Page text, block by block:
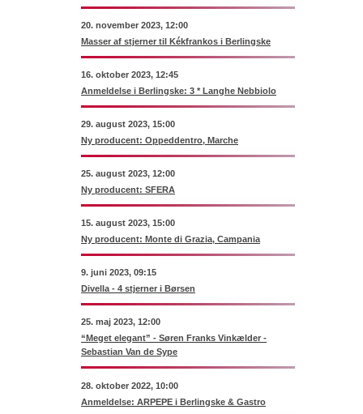
20. november 2023, 12:00
Masser af stjerner til Kékfrankos i Berlingske
16. oktober 2023, 12:45
Anmeldelse i Berlingske: 3 * Langhe Nebbiolo
29. august 2023, 15:00
Ny producent: Oppeddentro, Marche
25. august 2023, 12:00
Ny producent: SFERA
15. august 2023, 15:00
Ny producent: Monte di Grazia, Campania
9. juni 2023, 09:15
Divella - 4 stjerner i Børsen
25. maj 2023, 12:00
“Meget elegant” - Søren Franks Vinkælder -
Sebastian Van de Sype
28. oktober 2022, 10:00
Anmeldelse: ARPEPE i Berlingske & Gastro